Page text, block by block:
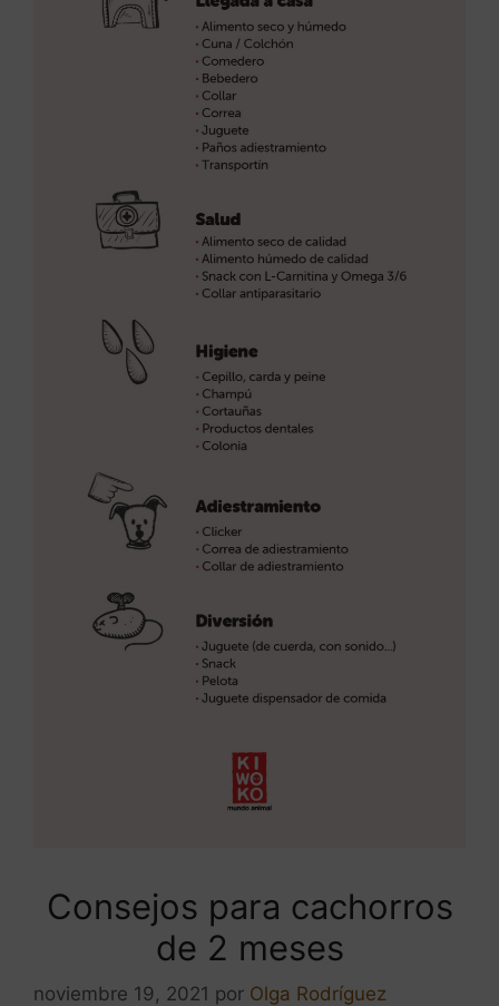
Consejos para cachorros
de 2 meses
noviembre 19, 2021 por Olga Rodríguez